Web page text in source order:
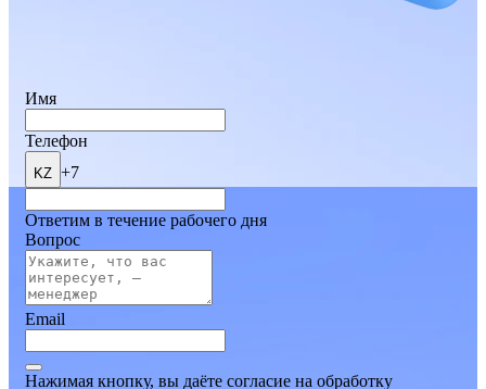
Имя
Телефон
KZ +7
Ответим в течение рабочего дня
Вопрос
Email
Нажимая кнопку, вы даёте согласие на обработку